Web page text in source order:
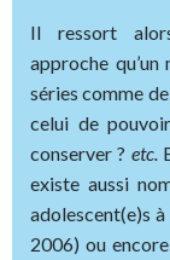
Il ressort
approche
séries comme
celui de
conserver ? etc.
existe aussi
adolescent(e)s à
2006) ou